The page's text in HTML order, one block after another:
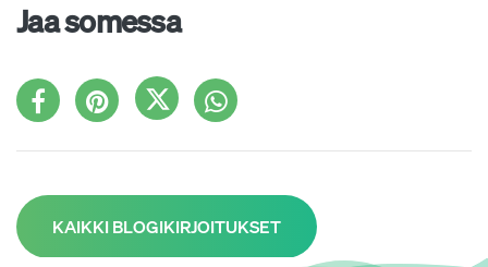
Jaa somessa
KAIKKI BLOGIKIRJOITUKSET